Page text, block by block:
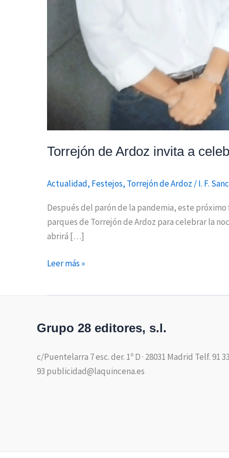
Torrejón de Ardoz invita a
Actualidad, Festejos, Torrejón de Ardoz /I. F.
Después del parón de la pandemia, este
parques de Torrejón de Ardoz para celebrar la
abrirá […]
Leer más »
Grupo 28 editores, s.l.
c/Puentelarra 7 esc. der. 1º D · 28031 Madrid Telf. 91
93 publicidad@laquincena.es